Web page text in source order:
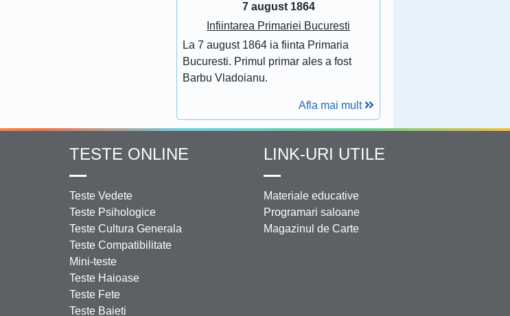
7 august 1864
Infiintarea Primariei Bucuresti
La 7 august 1864 ia fiinta Primaria
Bucuresti. Primul primar ales a fost
Barbu Vladoianu.
Afla mai mult
TESTE ONLINE
Teste Vedete
Teste Psihologice
Teste Cultura Generala
Teste Compatibilitate
Mini-teste
Teste Haioase
Teste Fete
Teste Baieti
LINK-URI UTILE
Materiale educative
Programari saloane
Magazinul de Carte